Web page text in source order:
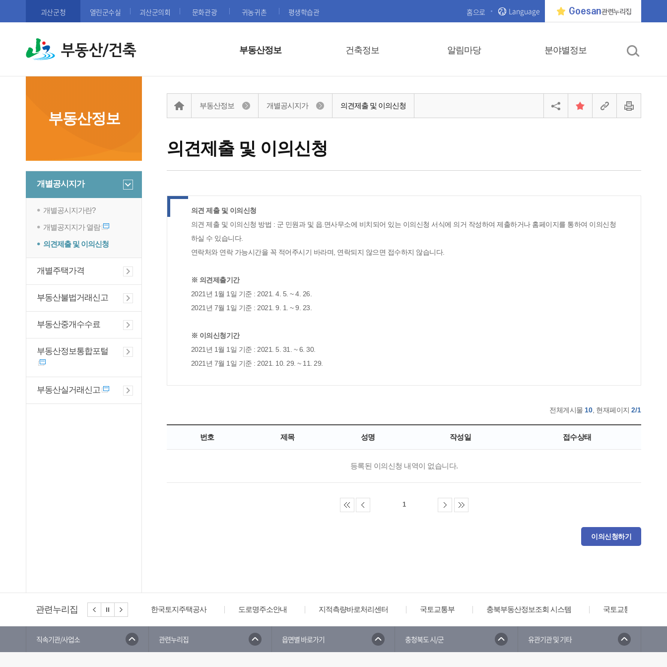
괴산군청 열린군수실 괴산군의회 문화관광 귀농귀촌 평생학습관 홈으로 Language Goesan관련누리집
부동산/건축 부동산정보 건축정보 알림마당 분야별정보
부동산정보
개별공시지가
개별공시지가란?
개별공지지가 열람
의견제출 및 이의신청
개별주택가격
부동산불법거래신고
부동산중개수수료
부동산정보통합포털
부동산실거래신고
의견제출 및 이의신청
부동산정보 개별공시지가 의견제출 및 이의신청
의견 제출 및 이의신청
의견 제출 및 이의신청 방법 : 군 민원과 및 읍.면사무소에 비치되어 있는 이의신청 서식에 의거 작성하여 제출하거나 홈페이지를 통하여 이의신청
하실 수 있습니다.
연락처와 연락 가능시간을 꼭 적어주시기 바라며, 연락되지 않으면 접수하지 않습니다.
※ 의견제출기간
2021년 1월 1일 기준 : 2021. 4. 5. ~ 4. 26.
2021년 7월 1일 기준 : 2021. 9. 1. ~ 9. 23.
※ 이의신청기간
2021년 1월 1일 기준 : 2021. 5. 31. ~ 6. 30.
2021년 7월 1일 기준 : 2021. 10. 29. ~ 11. 29.
전체게시물 10 , 현재페이지 2/1
번호 제목 성명 작성일 접수상태
등록된 이의신청 내역이 없습니다.
1
이의신청하기
관련누리집 한국토지주택공사 도로명주소안내 지적측량바로처리센터 국토교통부 충북부동산정보조회 시스템
국토교통부
직속기관/사업소 관련누리집 읍면별 바로가기 충청북도 시/군 유관기관 및 기타